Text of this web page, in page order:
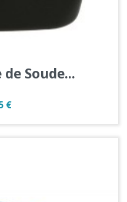
Soude...
€